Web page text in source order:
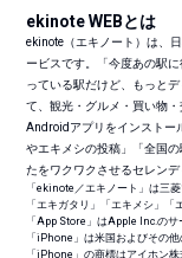
ekinote WEBとは
ekinote（エキノート）は、
ービスです。「今度あの駅
っている駅だけど、もっと
て、観光・グルメ・買い物
Androidアプリをインストー
やエキメシの投稿」「全国
たをワクワクさせるセレン
「ekinote／エキノート」は三
「エキガタリ」「エキメシ」「
「App Store」はApple Inc.のサ
「iPhone」は米国およびその
「iPhone」の商標はアイホン